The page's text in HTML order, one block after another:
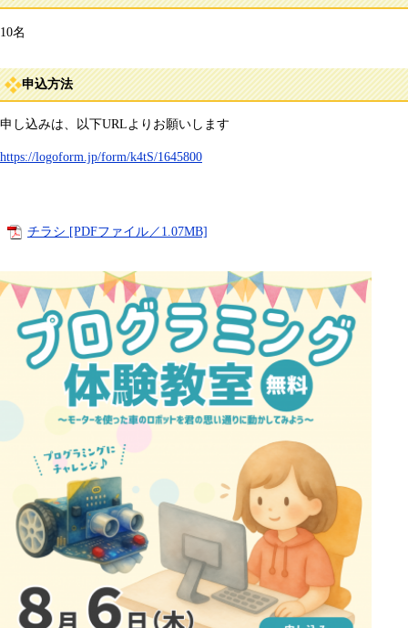
10名
申込方法
申し込みは、以下URLよりお願いします
https://logoform.jp/form/k4tS/1645800
チラシ [PDFファイル／1.07MB]